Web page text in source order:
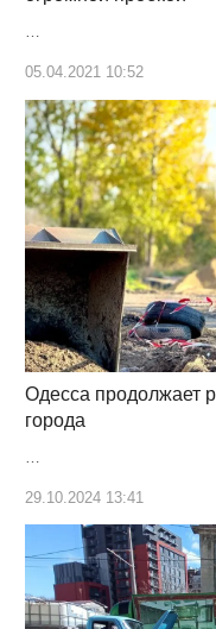
…
05.04.2021 10:52
Одесса продолжает
города
29.10.2024 13:41